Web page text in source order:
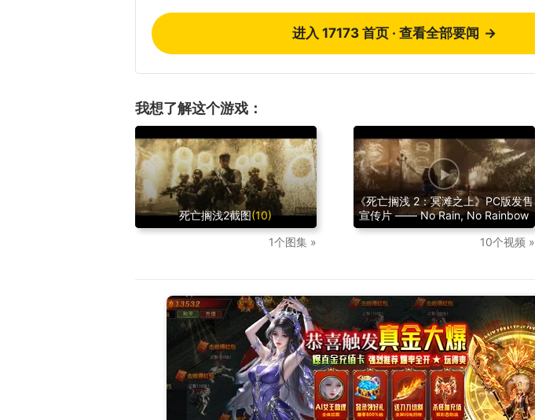
进入 17173 首页 · 查看全部要闻 →
我想了解这个游戏：
死亡搁浅2截图(10)
1个图集 »
《死亡搁浅 2：冥滩之上》PC版发售
宣传片 —— No Rain, No Rainbow
10个视频 »